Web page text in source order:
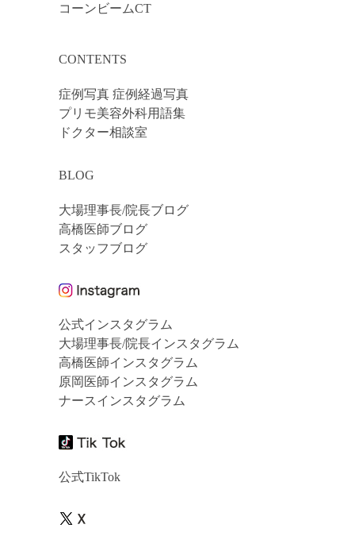
コーンビームCT
CONTENTS
症例写真 症例経過写真
プリモ美容外科用語集
ドクター相談室
BLOG
大場理事長/院長ブログ
高橋医師ブログ
スタッフブログ
公式インスタグラム
大場理事長/院長インスタグラム
高橋医師インスタグラム
原岡医師インスタグラム
ナースインスタグラム
公式TikTok